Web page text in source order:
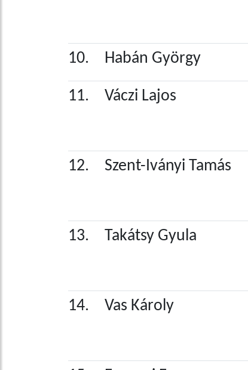
10. Habán György
11. Váczi Lajos
12. Szent-Iványi Tamás
13. Takátsy Gyula
14. Vas Károly